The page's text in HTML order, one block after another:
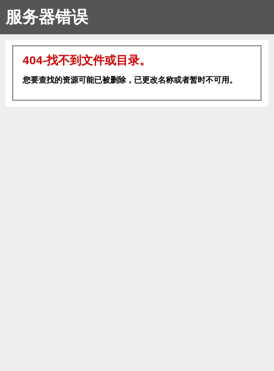
服务器错误
404-找不到文件或目录。
您要查找的资源可能已被删除，已更改名称或者暂时不可用。